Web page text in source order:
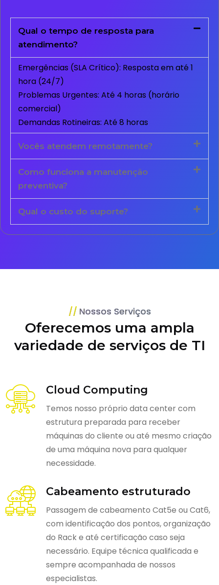
Qual o tempo de resposta para
atendimento?
Emergências (SLA Crítico): Resposta em até 1
hora (24/7)
Problemas Urgentes: Até 4 horas (horário
comercial)
Demandas Rotineiras: Até 8 horas
Vocês atendem remotamente?
Como funciona a manutenção
preventiva?
Qual o custo do suporte?
Nossos Serviços
Oferecemos uma ampla
variedade de serviços de TI
Cloud Computing
Temos nosso próprio data center com
estrutura preparada para receber
máquinas do cliente ou até mesmo criação
de uma máquina nova para qualquer
necessidade.
Cabeamento estruturado
Passagem de cabeamento Cat5e ou Cat6,
com identificação dos pontos, organização
do Rack e até certificação caso seja
necessário. Equipe técnica qualificada e
sempre acompanhada de nossos
especialistas.